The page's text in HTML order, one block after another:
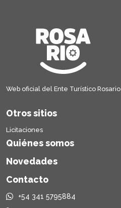
Web oficial del Ente Turístico Rosario
Otros sitios
Licitaciones
Quiénes somos
Novedades
Contacto
+54 341 5795884